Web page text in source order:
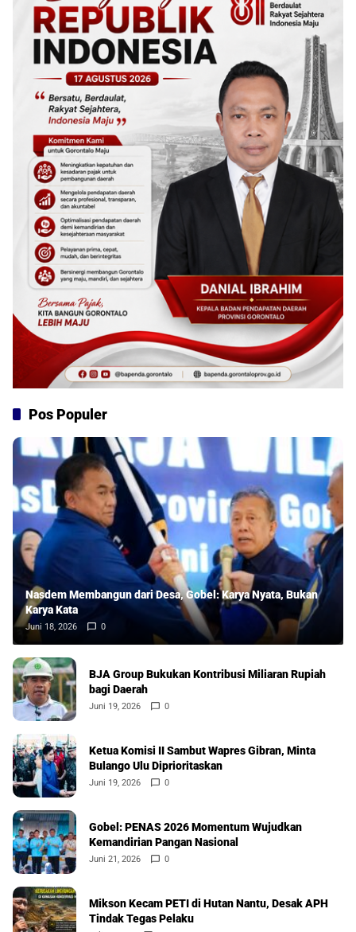
Pos Populer
Nasdem Membangun dari Desa, Gobel: Karya Nyata, Bukan
Karya Kata
Juni 18, 2026 0
BJA Group Bukukan Kontribusi Miliaran Rupiah
bagi Daerah
Juni 19, 2026 0
Ketua Komisi II Sambut Wapres Gibran, Minta
Bulango Ulu Diprioritaskan
Juni 19, 2026 0
Gobel: PENAS 2026 Momentum Wujudkan
Kemandirian Pangan Nasional
Juni 21, 2026 0
Mikson Kecam PETI di Hutan Nantu, Desak APH
Tindak Tegas Pelaku